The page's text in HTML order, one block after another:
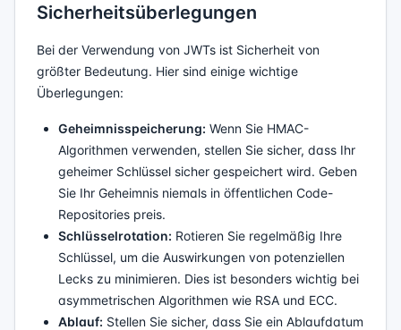
Sicherheitsüberlegungen
Bei der Verwendung von JWTs ist Sicherheit von
größter Bedeutung. Hier sind einige wichtige
Überlegungen:
Geheimnisspeicherung: Wenn Sie HMAC-
Algorithmen verwenden, stellen Sie sicher, dass Ihr
geheimer Schlüssel sicher gespeichert wird. Geben
Sie Ihr Geheimnis niemals in öffentlichen Code-
Repositories preis.
Schlüsselrotation: Rotieren Sie regelmäßig Ihre
Schlüssel, um die Auswirkungen von potenziellen
Lecks zu minimieren. Dies ist besonders wichtig bei
asymmetrischen Algorithmen wie RSA und ECC.
Ablauf: Stellen Sie sicher, dass Sie ein Ablaufdatum